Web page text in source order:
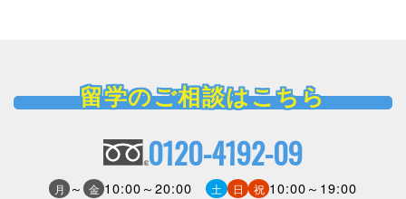
留学のご相談はこちら
0120-4192-09
月 ～ 金 10:00～20:00 土 日 祝 10:00～19:00